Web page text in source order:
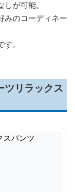
が可能。
みのコーディネー
。
ツリラックス